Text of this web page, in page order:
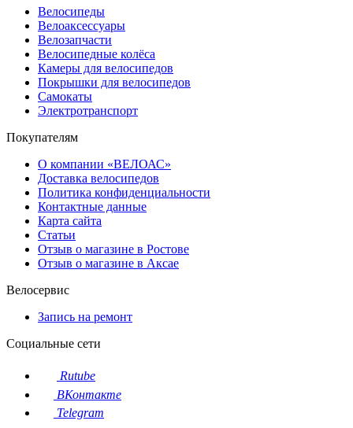
Велосипеды
Велоаксессуары
Велозапчасти
Велосипедные колёса
Камеры для велосипедов
Покрышки для велосипедов
Самокаты
Электротранспорт
Покупателям
О компании «ВЕЛОАС»
Доставка велосипедов
Политика конфиденциальности
Контактные данные
Карта сайта
Статьи
Отзыв о магазине в Ростове
Отзыв о магазине в Аксае
Велосервис
Запись на ремонт
Социальные сети
Rutube
ВКонтакте
Telegram